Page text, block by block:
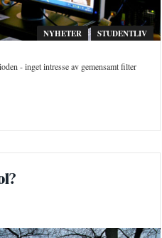
NYHETER STUDENTLIV
- inget intresse av gemensamt filter